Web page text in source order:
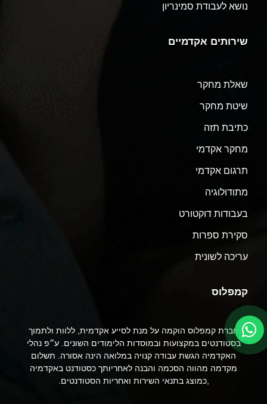
נושא לעבודת סמינריון
שירותים אקדמיים
שאלת מחקר
שיטת מחקר
כתיבת תזה
מחקר אקדמי
תרגום אקדמי
מתודולוגיה
בעבודות דוקטורט
סקירת ספרות
עריכה לשונית
קמפלוס
חברת קמפלוס הוקמה על מנת לסייע אקדמית, ללוות ולתמוך
בסטודנטים במקצועות ובמוסדות הלימודים השונים. ע״פ נהלי
האקדמיה הגשת עבודה קנויה במלואה הינה אסורה. תשלום
מקדמה מהווה הסכמה והבנה לאחריותך כסטודנט באקדמיה
,כמוצג בתנאי השירות ואחריות הסטודנטים.